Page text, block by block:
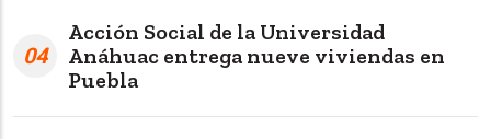
04
Acción Social de la Universidad
Anáhuac entrega nueve viviendas en
Puebla